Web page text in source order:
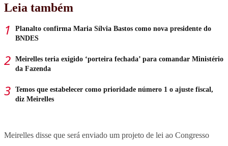
Leia também
Planalto confirma Maria Sílvia Bastos como nova presidente do
BNDES
Meirelles teria exigido ‘porteira fechada’ para comandar Ministério
da Fazenda
Temos que estabelecer como prioridade número 1 o ajuste fiscal,
diz Meirelles
Meirelles disse que será enviado um projeto de lei ao Congresso